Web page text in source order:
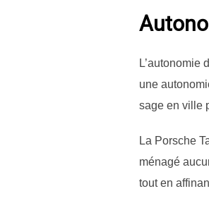
L’autonomie
une
sage en ville
La Porsche
ménagé
tout en